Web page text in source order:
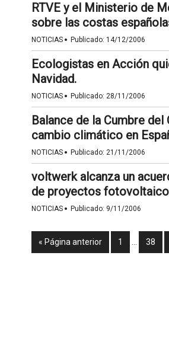
RTVE y el Ministerio de
sobre las costas
NOTICIAS · Publicado: 14/12/2006
Ecologistas en Acción
Navidad.
NOTICIAS · Publicado: 28/11/2006
Balance de la Cumbre
cambio climático en
NOTICIAS · Publicado: 21/11/2006
voltwerk alcanza un
de proyectos
NOTICIAS · Publicado: 9/11/2006
« Página anterior 1 38